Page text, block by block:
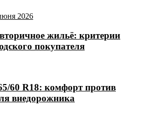
2026
жильё: критерии
покупателя
60 R18: комфорт против
внедорожника